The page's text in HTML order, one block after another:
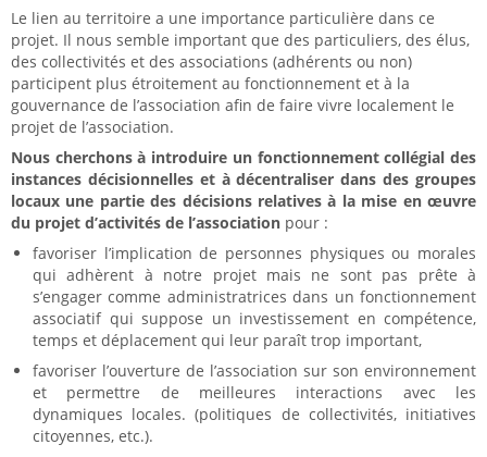
Le lien au territoire a une importance particulière dans ce
projet. Il nous semble important que des particuliers, des élus,
des collectivités et des associations (adhérents ou non)
participent plus étroitement au fonctionnement et à la
gouvernance de l’association afin de faire vivre localement le
projet de l’association.
Nous cherchons à introduire un fonctionnement collégial des
instances décisionnelles et àdécentraliser dans des groupes
locaux une partie des décisions relatives à la mise en œuvre
du projet d’activités de l’association pour :
favoriser l’implication de personnes physiques ou morales
qui adhèrent à notre projet mais ne sont pas prête à
s’engager comme administratrices dans un fonctionnement
associatif qui suppose un investissement en compétence,
temps et déplacement qui leur paraît trop important,
favoriser l’ouverture de l’association sur son environnement
et permettre de meilleures interactions avec les
dynamiques locales. (politiques de collectivités, initiatives
citoyennes, etc.).